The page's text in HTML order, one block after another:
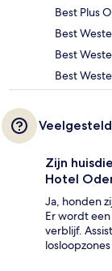
Best Plus
Best
Best
Best
Zijn
Hotel
Ja, honden
Er wordt
verblijf.